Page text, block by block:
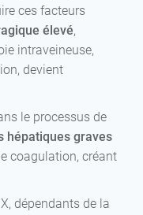
ces facteurs
élevé,
intraveineuse,
devient
le processus de
hépatiques graves
coagulation, créant
dépendants de la